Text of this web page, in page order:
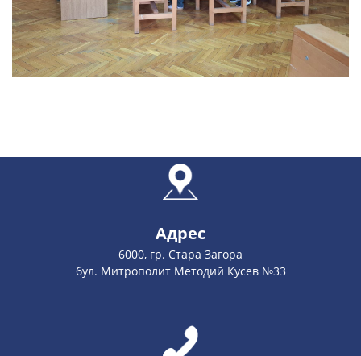
Адрес
6000, гр. Стара Загора
бул. Митрополит Методий Кусев №33